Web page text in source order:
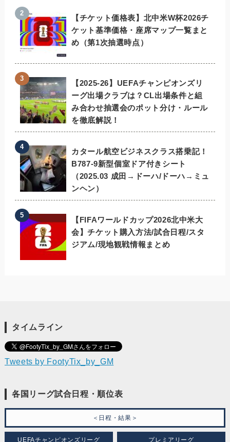
【チケット価格表】北中米W杯2026チ
ケット基準価格・座席マップ一覧まと
め（第1次抽選時点）
【2025-26】UEFAチャンピオンズリ
ーグ出場クラブは？CL出場条件と組
み合わせ抽選会のポット分け・ルール
を徹底解説！
カタール航空ビジネスクラス搭乗記！
B787-9新型個室ドア付きシート
（2025.03 成田→ドーハ/ドーハ→ミュ
ンヘン）
【FIFAワールドカップ2026北中米大
会】チケット購入方法/試合日程/スタ
ジアム/現地観戦情報まとめ
タイムライン
Tweets by FootyTix_by_GM
各国リーグ試合日程・順位表
＜日程・結果＞
UEFAチャンピオンズリーグ プレミアリーグ